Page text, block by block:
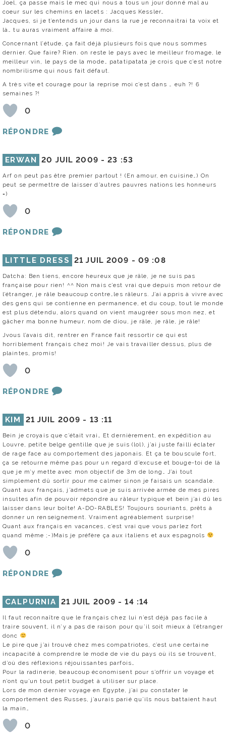
Joel, ça passe mais le mec qui nous a tous un jour donné mal au
coeur sur les chemins en lacets : Jacques Kessler…
Jacques, si je t’entends un jour dans la rue je reconnaitrai ta voix et
là… tu auras vraiment affaire à moi.
Concernant l’étude, ça fait déjà plusieurs fois que nous sommes
dernier. Que faire? Rien. on reste le pays avec le meilleur fromage, le
meilleur vin, le pays de la mode… patatipatata je crois que c’est notre
nombrilisme qui nous fait défaut.
A très vite et courage pour la reprise moi c’est dans … euh ?! 6
semaines ?!
0
RÉPONDRE
ERWAN 20 JUIL 2009 -23 :53
Arf on peut pas être premier partout ! (En amour, en cuisine…) On
peut se permettre de laisser d’autres pauvres nations les honneurs
=)
0
RÉPONDRE
LITTLE DRESS 21 JUIL 2009 - 09 :08
Datcha: Ben tiens, encore heureux que je râle, je ne suis pas
française pour rien! ^^ Non mais c’est vrai que depuis mon retour de
l’étranger, je râle beaucoup contre…les râleurs. J’ai appris à vivre avec
des gens qui se contienne en permanence, et du coup, tout le monde
est plus détendu, alors quand on vient maugréer sous mon nez, et
gâcher ma bonne humeur, nom de diou, je râle, je râle, je râle!
Jvous l’avais dit, rentrer en France fait ressortir ce qui est
horriblement français chez moi! Je vais travailler dessus, plus de
plaintes, promis!
0
RÉPONDRE
KIM 21 JUIL 2009 - 13 :11
Bein je croyais que c’était vrai… Et dernièrement, en expédition au
Louvre, petite belge gentille que je suis (lol), j’ai juste failli éclater
de rage face au comportement des japonais. Et ça te bouscule fort,
ça se retourne même pas pour un regard d’excuse et bouge-toi de là
que je m’y mette avec mon objectif de 3m de long… J’ai tout
simplement dû sortir pour me calmer sinon je faisais un scandale.
Quant aux français, j’admets que je suis arrivée armée de mes pires
insultes afin de pouvoir répondre au râleur typique et bein j’ai dû les
laisser dans leur boîte! A-DO-RABLES! Toujours souriants, prêts à
donner un renseignement. Vraiment agréablement surprise!
Quant aux français en vacances, c’est vrai que vous parlez fort
quand même ;-)Mais je préfère ça aux italiens et aux espagnols
0
RÉPONDRE
CALPURNIA 21 JUIL 2009 -14 :14
Il faut reconnaître que le français chez lui n’est déjà pas facile à
traire souvent, il n’y a pas de raison pour qu’il soit mieux à l’étranger
donc
Le pire que j’ai trouvé chez mes compatriotes, c’est une certaine
incapacité à comprendre le mode de vie du pays où ils se trouvent,
d’où des réflexions réjouissantes parfois…
Pour la radinerie, beaucoup économisent pour s’offrir un voyage et
n’ont qu’un tout petit budget à utiliser sur place.
Lors de mon dernier voyage en Egypte, j’ai pu constater le
comportement des Russes, j’aurais parié qu’ils nous battaient haut
la main…
0